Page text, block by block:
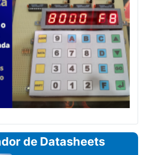
de Datasheets